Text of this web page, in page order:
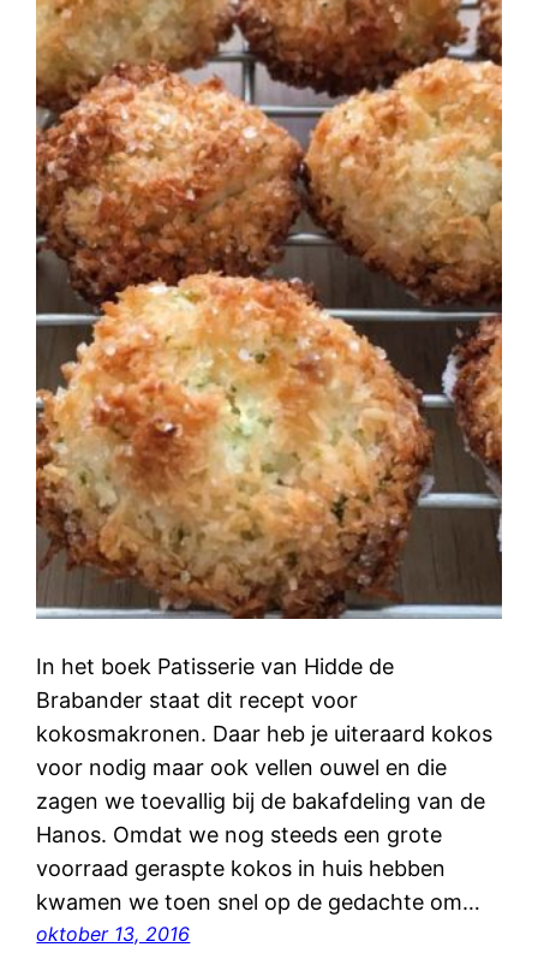
In het boek Patisserie van Hidde de
Brabander staat dit recept voor
kokosmakronen. Daar heb je uiteraard kokos
voor nodig maar ook vellen ouwel en die
zagen we toevallig bij de bakafdeling van de
Hanos. Omdat we nog steeds een grote
voorraad geraspte kokos in huis hebben
kwamen we toen snel op de gedachte om…
oktober 13, 2016